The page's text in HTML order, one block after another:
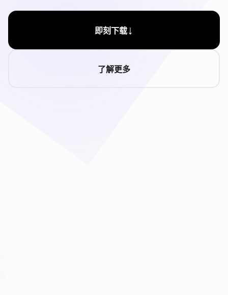
即刻下载↓
了解更多